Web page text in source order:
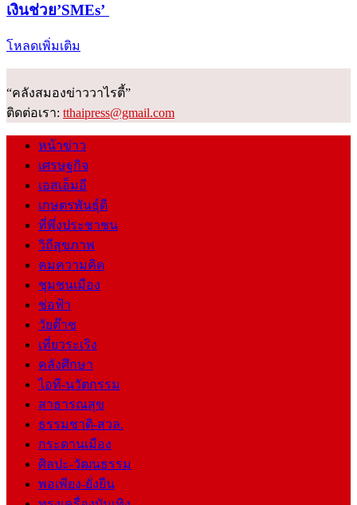
เงินช่วย’SMEs’
โหลดเพิ่มเติม
“คลังสมองข่าววาไรตี้”
ติดต่อเรา: tthaipress@gmail.com
หน้าข่าว
เศรษฐกิจ
เอสเอ็มอี
เกษตรพันธุ์ดี
ที่พึ่งประชาชน
วิถีสุขภาพ
คมความคิด
ชุมชนเมือง
ช่อฟ้า
วัยต๊าช
เที่ยวระเริง
คลังศึกษา
ไอที-นวัตกรรม
สาธารณสุข
ธรรมชาติ-สวล.
กระดานเมือง
ศิลปะ-วัฒนธรรม
พอเพียง-ยั่งยืน